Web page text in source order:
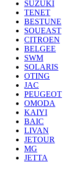
SUZUKI
TENET
BESTUNE
SOUEAST
CITROEN
BELGEE
SWM
SOLARIS
OTING
JAC
PEUGEOT
OMODA
KAIYI
BAIC
LIVAN
JETOUR
MG
JETTA